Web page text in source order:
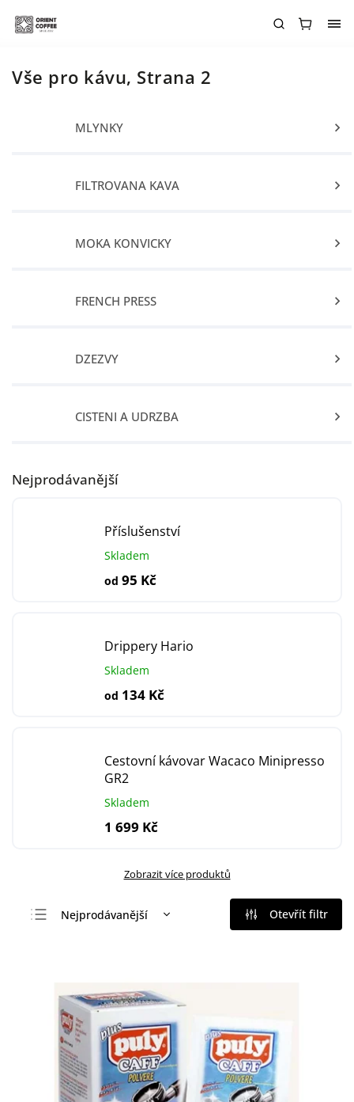
Vše pro kávu, Strana 2
MLÝNKY
FILTROVANÁ KÁVA
MOKA KONVIČKY
FRENCH PRESS
DŽEZVY
ČIŠTĚNÍ A ÚDRŽBA
Nejprodávanější
Příslušenství
Skladem
od 95 Kč
Drippery Hario
Skladem
od 134 Kč
Cestovní kávovar Wacaco Minipresso
GR2
Skladem
1 699 Kč
Zobrazit více produktů
Nejprodávanější
Abecedně
Otevřít filtr